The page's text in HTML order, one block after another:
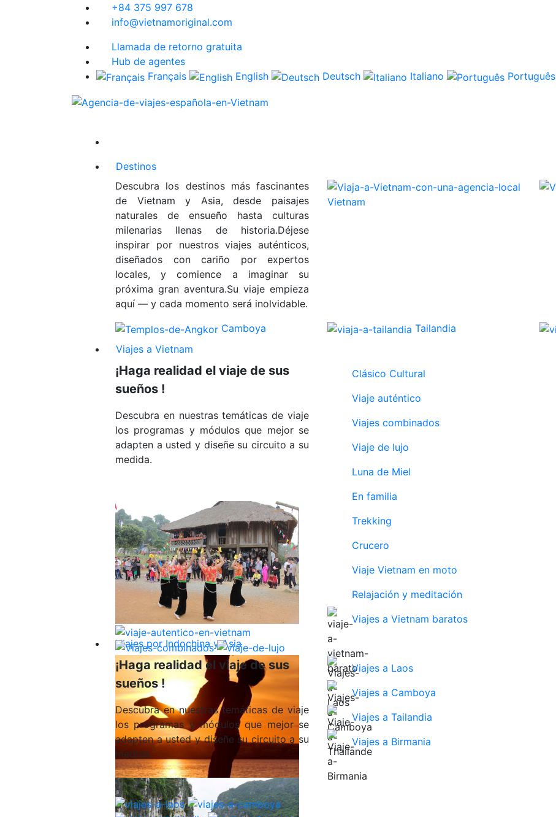
+84 375 997 678
info@vietnamoriginal.com
Llamada de retorno gratuita
Hub de agentes
Français
English Deutsch Italiano Português
Destinos
Descubra los destinos más fascinantes
de Vietnam y Asia, desde paisajes
naturales de ensueño hasta culturas
milenarias llenas de historia.Déjese
inspirar por nuestros viajes auténticos,
diseñados con cariño por expertos
locales, y comience a imaginar su
próxima gran aventura.Su viaje empieza
aquí — y cada momento será inolvidable.
Vietnam
Camboya Tailandia
Viajes a Vietnam
¡Haga realidad el viaje de sus
sueños !
Descubra en nuestras temáticas de viaje
los programas y módulos que mejor se
adapten a usted y diseñe su circuito a su
medida.
Clásico Cultural
Viaje auténtico
Viajes combinados
Viaje de lujo
Luna de Miel
En familia
Trekking
Crucero
Viaje Vietnam en moto
Relajación y meditación
Viajes a Vietnam baratos
Viajes por Indochina y Asia
¡Haga realidad el viaje de sus
sueños !
Descubra en nuestras temáticas de viaje
los programas y módulos que mejor se
adapten a usted y diseñe su circuito a su
medida.
Viajes a Laos
Viajes a Camboya
Viajes a Tailandia
Viajes a Birmania